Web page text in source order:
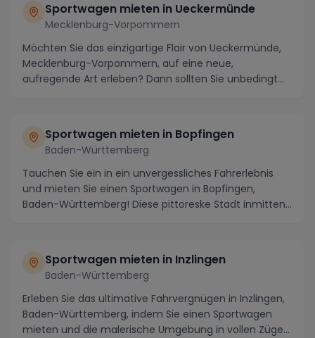
Sportwagen mieten in Ueckermünde
Mecklenburg-Vorpommern
Möchten Sie das einzigartige Flair von Ueckermünde,
Mecklenburg-Vorpommern, auf eine neue,
aufregende Art erleben? Dann sollten Sie unbedingt
Sportwagen mieten in Bopfingen
Baden-Württemberg
Tauchen Sie ein in ein unvergessliches Fahrerlebnis
und mieten Sie einen Sportwagen in Bopfingen,
Baden-Württemberg! Diese pittoreske Stadt inmitten
Sportwagen mieten in Inzlingen
Baden-Württemberg
Erleben Sie das ultimative Fahrvergnügen in Inzlingen,
Baden-Württemberg, indem Sie einen Sportwagen
mieten und die malerische Umgebung in vollen Züge...